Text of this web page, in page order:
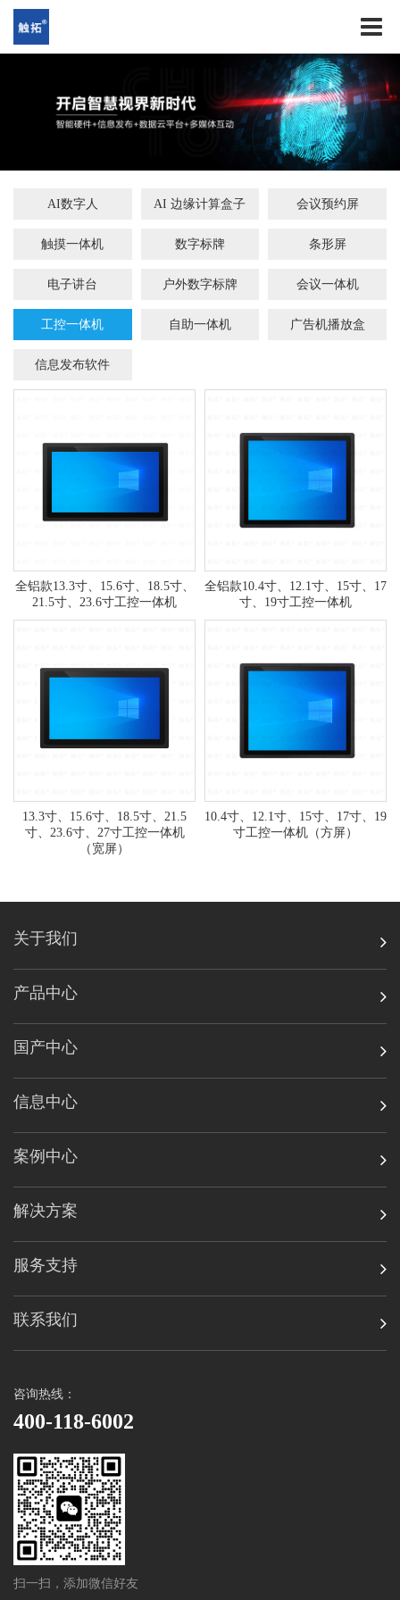
AI数字人 AI 边缘计算盒子 会议预约屏
触摸一体机 数字标牌 条形屏
电子讲台 户外数字标牌 会议一体机
工控一体机 自助一体机 广告机播放盒
信息发布软件
全铝款13.3寸、15.6寸、18.5寸、
21.5寸、23.6寸工控一体机
全铝款10.4寸、12.1寸、15寸、17
寸、19寸工控一体机
13.3寸、15.6寸、18.5寸、21.5
寸、23.6寸、27寸工控一体机
（宽屏）
10.4寸、12.1寸、15寸、17寸、19
寸工控一体机（方屏）
关于我们
产品中心
国产中心
信息中心
案例中心
解决方案
服务支持
联系我们
咨询热线：
400-118-6002
扫一扫，添加微信好友